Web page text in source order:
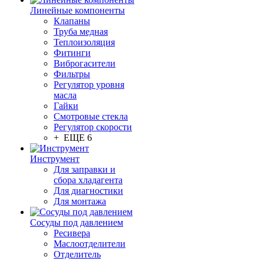
Линейные компоненты
Клапаны
Труба медная
Теплоизоляция
Фитинги
Виброгасители
Фильтры
Регулятор уровня
масла
Гайки
Смотровые стекла
Регулятор скорости
+ ЕЩЕ 6
Инструмент
Для заправки и
сбора хладагента
Для диагностики
Для монтажа
Сосуды под давлением
Ресивера
Маслоотделители
Отделитель